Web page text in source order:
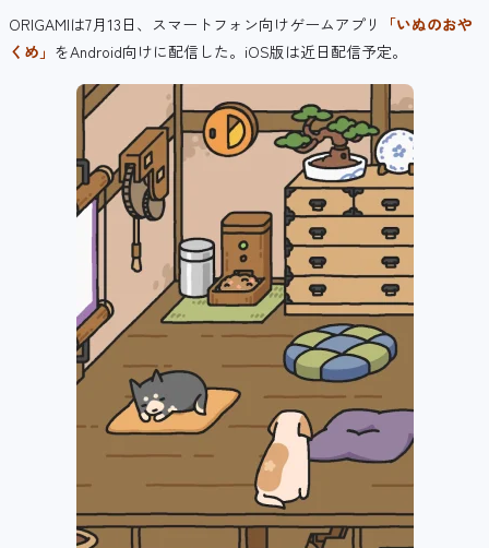
ORIGAMIは7月13日、スマートフォン向けゲームアプリ
「いぬのおや
くめ」 をAndroid向けに配信した。iOS版は近日配信予定。